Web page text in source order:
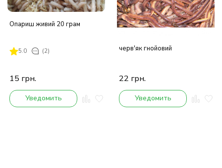
Опариш живий 20 грам
5.0 (2)
15 грн.
Уведомить
черв'як гнойовий
22 грн.
Уведомить